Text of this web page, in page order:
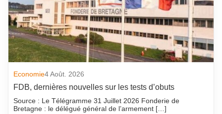
Economie4 Août. 2026
FDB, dernières nouvelles sur les tests d’obuts
Source : Le Télégramme 31 Juillet 2026 Fonderie de
Bretagne : le délégué général de l’armement […]